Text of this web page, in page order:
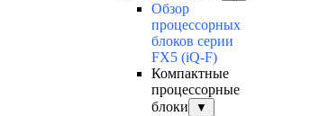
Обзор
процессорных
блоков серии
FX5 (iQ-F)
Компактные
процессорные
блоки
▼